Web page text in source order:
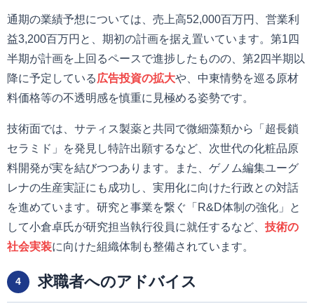
通期の業績予想については、売上高52,000百万円、営業利
益3,200百万円と、期初の計画を据え置いています。第1四
半期が計画を上回るペースで進捗したものの、第2四半期以
降に予定している広告投資の拡大や、中東情勢を巡る原材
料価格等の不透明感を慎重に見極める姿勢です。
技術面では、サティス製薬と共同で微細藻類から「超長鎖
セラミド」を発見し特許出願するなど、次世代の化粧品原
料開発が実を結びつつあります。また、ゲノム編集ユーグ
レナの生産実証にも成功し、実用化に向けた行政との対話
を進めています。研究と事業を繋ぐ「R&D体制の強化」と
して小倉卓氏が研究担当執行役員に就任するなど、 技術の
社会実装に向けた組織体制も整備されています。
4 求職者へのアドバイス